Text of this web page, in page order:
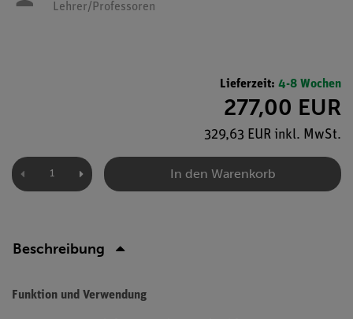
Lehrer/Professoren
Lieferzeit: 4-8 Wochen
277,00 EUR
329,63 EUR inkl. MwSt.
In den Warenkorb
Beschreibung
Funktion und Verwendung